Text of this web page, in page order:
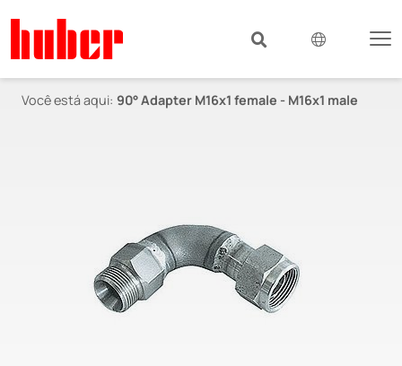
Você está aqui: 90° Adapter M16x1 female - M16x1 male